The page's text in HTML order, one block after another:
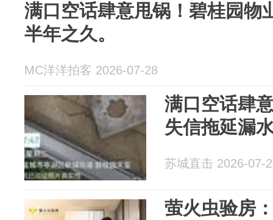
满口空话肆意甩锅！碧桂园物
半年之久。
MC洋洋拍客 2026-07-28
满口空话肆
失信拖延漏
苏城直击 2026-07-
萤火虫验房